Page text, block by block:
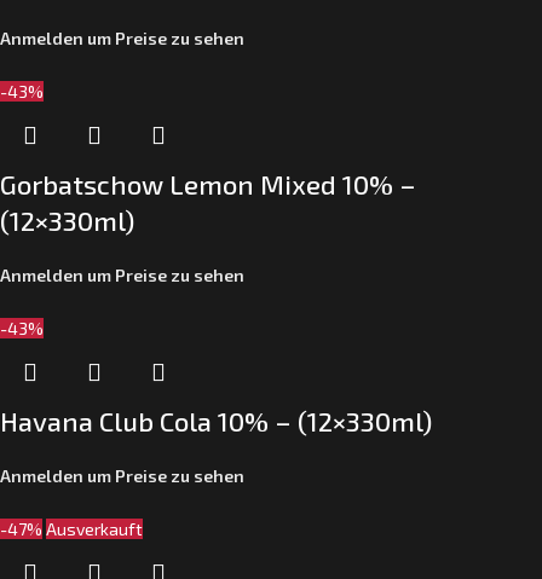
Anmelden um Preise zu sehen
-43%
Gorbatschow Lemon Mixed 10% –
(12×330ml)
Anmelden um Preise zu sehen
-43%
Havana Club Cola 10% – (12×330ml)
Anmelden um Preise zu sehen
-47% Ausverkauft